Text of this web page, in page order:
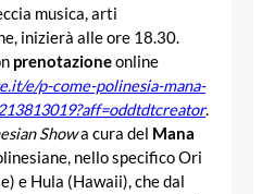
musica, arti
inizierà alle ore 18.30.
prenotazioneonline
e/p-come-polinesia-mana-
aff=oddtdtcreator.
Showa cura del Mana
nello specifico Ori
e Hula (Hawaii), che dal